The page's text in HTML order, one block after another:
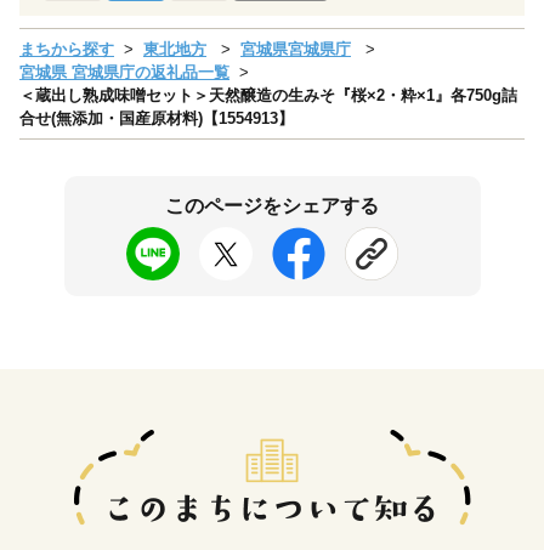
まちから探す 東北地方
宮城県宮城県庁
宮城県 宮城県庁の返礼品一覧
＜蔵出し熟成味噌セット＞天然醸造の生みそ『桜×2・粋×1』各750g詰
合せ(無添加・国産原材料)【1554913】
このページをシェアする